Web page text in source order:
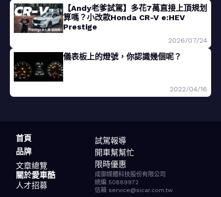
【Andy老爹試駕】多花7萬直接上頂規划
算嗎？小改款Honda CR-V e:HEV
Prestige
2026/07/24
儀表板上的燈號，你認識幾個呢？
2022/04/16
首頁
品牌
文章總覽
試駕報導
開車幫幫忙
限時優惠
關於愛車酷
人才招募
成御媒體科技股份有限公司
統編 50889972
信箱 service@sicar.com.tw